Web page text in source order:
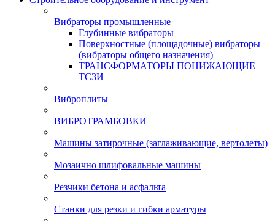
Вибраторы промышленные
Глубинные вибраторы
Поверхностные (площадочные) вибраторы
(вибраторы общего назначения)
ТРАНСФОРМАТОРЫ ПОНИЖАЮЩИЕ
ТСЗИ
Виброплиты
ВИБРОТРАМБОВКИ
Машины затирочные (заглаживающие, вертолеты)
Мозаично шлифовальные машины
Резчики бетона и асфальта
Станки для резки и гибки арматуры